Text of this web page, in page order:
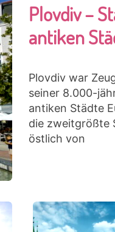
Plovdiv –
antiken
Plovdiv war
seiner 8.000-
antiken Städte
die zweitgrößte
östlich von